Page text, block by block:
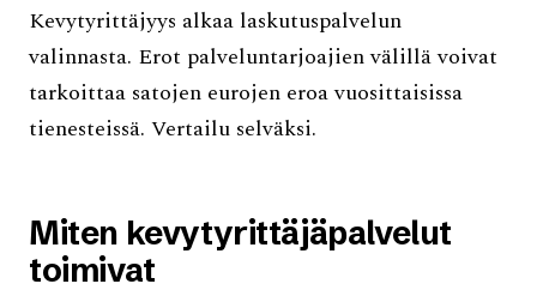
Kevytyrittäjyys alkaa laskutuspalvelun
valinnasta. Erot palveluntarjoajien välillä voivat
tarkoittaa satojen eurojen eroa vuosittaisissa
tienesteissä. Vertailu selväksi.
Miten kevytyrittäjäpalvelut
toimivat